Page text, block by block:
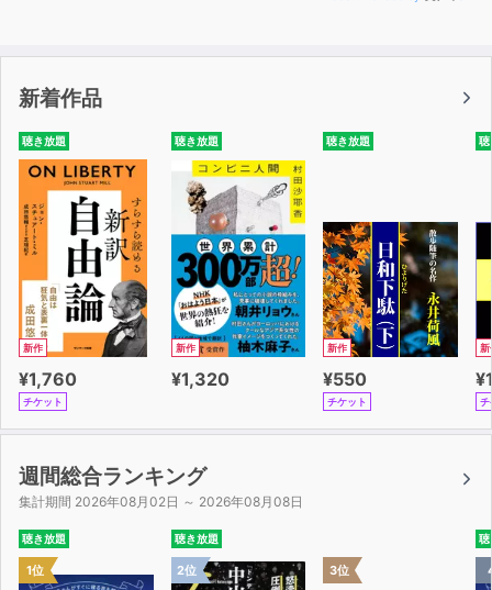
「ない」時間は朝につくる
「記録」が継続を加速させる
点を線にすると１日が変わる
超シンプルな「仕組み」のつくり方
連鎖を積み重ねて朝のルーティーンをつくる
Chapter３ 続けることで「やり抜く力」は身につく
「いつやめてもいい」と思う
やったフリだけすればいい
「休むなら明日！」は魔法の言葉
積極的に「２時間の現実逃避」をする
たった１行のメモで毎日が冒険になる
Chapter４ 続けるだけで「自分は変わる」ひとりでコツ
コツやった先にあるもの
「続ける」先には変化がある
大きく変えるには小さく変えていく
「楽しい」は「ラク」ではない
新着作品
聴き放題
新作
¥1,760
チケット
聴き放題
新作
¥1,320
聴き放題
新作
¥550
チケット
聴
新
チ
週間総合ランキング
集計期間 2026年08月02日 ～ 2026年08月08日
聴き放題
1位
聴き放題
2位 3位
聴